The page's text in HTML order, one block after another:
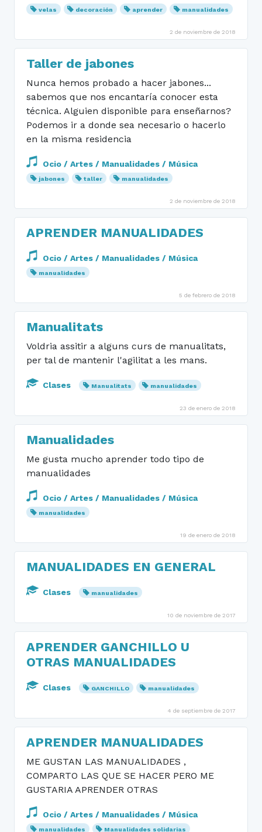
velas decoración aprender manualidades
2 de noviembre de 2018
Taller de jabones
Nunca hemos probado a hacer jabones...
sabemos que nos encantaría conocer esta
técnica. Alguien disponible para enseñarnos?
Podemos ir a donde sea necesario o hacerlo
en la misma residencia
Ocio / Artes / Manualidades / Música
jabones taller manualidades
2 de noviembre de 2018
APRENDER MANUALIDADES
Ocio / Artes / Manualidades / Música
manualidades
5 de febrero de 2018
Manualitats
Voldria assitir a alguns curs de manualitats,
per tal de mantenir l'agilitat a les mans.
Clases Manualitats manualidades
23 de enero de 2018
Manualidades
Me gusta mucho aprender todo tipo de
manualidades
Ocio / Artes / Manualidades / Música
manualidades
19 de enero de 2018
MANUALIDADES EN GENERAL
Clases manualidades
10 de noviembre de 2017
APRENDER GANCHILLO U
OTRAS MANUALIDADES
Clases GANCHILLO manualidades
4 de septiembre de 2017
APRENDER MANUALIDADES
ME GUSTAN LAS MANUALIDADES ,
COMPARTO LAS QUE SE HACER PERO ME
GUSTARIA APRENDER OTRAS
Ocio / Artes / Manualidades / Música
manualidades Manualidades solidarias